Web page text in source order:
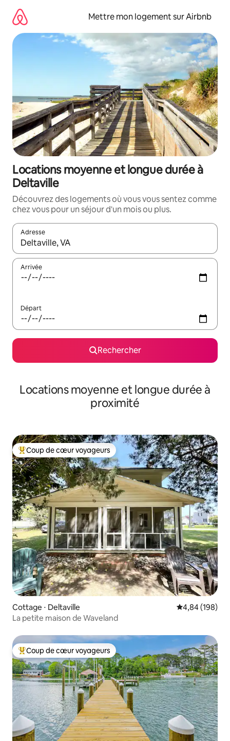
directement
contenu
Mettre mon logement sur Airbnb
Locations moyenne et longue durée à
Deltaville
Découvrez des logements où vous vous sentez comme
chez vous pour un séjour d'un mois ou plus.
Adresse
Lorsque les résultats s'affichent, utilisez les flèches vers le
Arrivée
Départ
Rechercher
Locations moyenne et longue durée à
proximité
Coups de cœur voyageurs les plus appréciés
Coup de cœur voyageurs
Cottage ⋅ Deltaville Évaluation
4,84 (198)
La petite maison de Waveland
Coups de cœur voyageurs les plus appréciés
Coup de cœur voyageurs